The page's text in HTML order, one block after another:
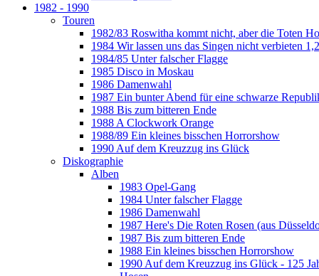
1982 - 1990
Touren
1982/83 Roswitha kommt nicht, aber die Toten
1984 Wir lassen uns das Singen nicht verbieten
1984/85 Unter falscher Flagge
1985 Disco in Moskau
1986 Damenwahl
1987 Ein bunter Abend für eine schwarze
1988 Bis zum bitteren Ende
1988 A Clockwork Orange
1988/89 Ein kleines bisschen Horrorshow
1990 Auf dem Kreuzzug ins Glück
Diskographie
Alben
1983 Opel-Gang
1984 Unter falscher Flagge
1986 Damenwahl
1987 Here's Die Roten Rosen (aus
1987 Bis zum bitteren Ende
1988 Ein kleines bisschen Horrorshow
1990 Auf dem Kreuzzug ins Glück - 125